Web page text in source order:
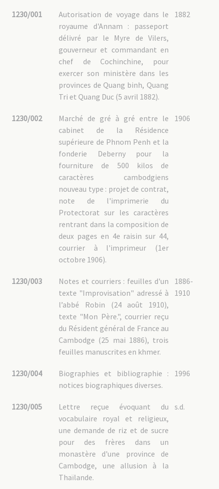
1230/001 1882
Autorisation de voyage dans le
royaume d'Annam : passeport
délivré par le Myre de Vilers,
gouverneur et commandant en
chef de Cochinchine, pour
exercer son ministère dans les
provinces de Quang binh, Quang
Tri et Quang Duc (5 avril 1882).
1230/002 1906
Marché de gré à gré entre le
cabinet de la Résidence
supérieure de Phnom Penh et la
fonderie Deberny pour la
fourniture de 500 kilos de
caractères cambodgiens
nouveau type : projet de contrat,
note de l'imprimerie du
Protectorat sur les caractères
rentrant dans la composition de
deux pages en 4e raisin sur 44,
courrier à l'imprimeur (1er
octobre 1906).
1230/003
1886-
1910
Notes et courriers : feuilles d'un
texte "Improvisation" adressé à
l’abbé Robin (24 août 1910),
texte "Mon Père.", courrier reçu
du Résident général de France au
Cambodge (25 mai 1886), trois
feuilles manuscrites en khmer.
1230/004 1996
Biographies et bibliographie :
notices biographiques diverses.
1230/005 s.d.
Lettre reçue évoquant du
vocabulaire royal et religieux,
une demande de riz et de sucre
pour des frères dans un
monastère d'une province de
Cambodge, une allusion à la
Thaïlande.